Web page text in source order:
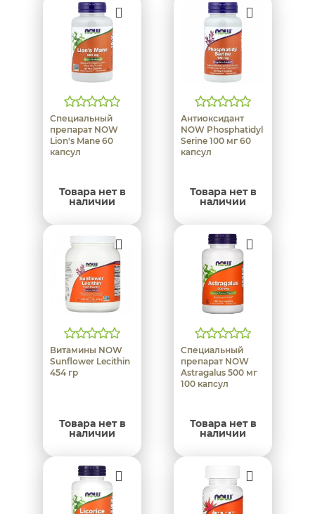
Специальный
препарат NOW
Lion's Mane 60
капсул
Товара нет в
наличии
Антиоксидант
NOW Phosphatidyl
Serine 100 мг 60
капсул
Товара нет в
наличии
Витамины NOW
Sunflower Lecithin
454 гр
Товара нет в
наличии
Специальный
препарат NOW
Astragalus 500 мг
100 капсул
Товара нет в
наличии